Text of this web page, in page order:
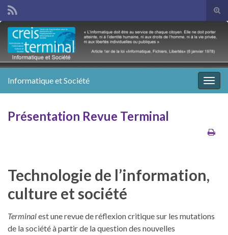
Search for:
Informatique et Société
Présentation Revue Terminal
Technologie de l’information,
culture et société
Terminalest une revue de réflexion critique sur les mutations
de la société à partir de la question des nouvelles